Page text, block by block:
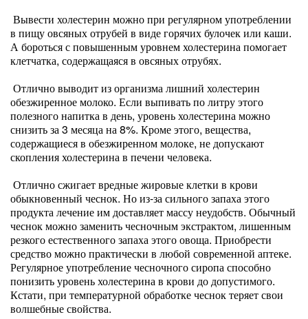
Вывести холестерин можно при регулярном употреблении
в пищу овсяных отрубей в виде горячих булочек или каши.
А бороться с повышенным уровнем холестерина помогает
клетчатка, содержащаяся в овсяных отрубях.
Отлично выводит из организма лишний холестерин
обезжиренное молоко. Если выпивать по литру этого
полезного напитка в день, уровень холестерина можно
снизить за 3 месяца на 8%. Кроме этого, вещества,
содержащиеся в обезжиренном молоке, не допускают
скопления холестерина в печени человека.
Отлично сжигает вредные жировые клетки в крови
обыкновенный чеснок. Но из-за сильного запаха этого
продукта лечение им доставляет массу неудобств. Обычный
чеснок можно заменить чесночным экстрактом, лишенным
резкого естественного запаха этого овоща. Приобрести
средство можно практически в любой современной аптеке.
Регулярное употребление чесночного сиропа способно
понизить уровень холестерина в крови до допустимого.
Кстати, при температурной обработке чеснок теряет свои
волшебные свойства.